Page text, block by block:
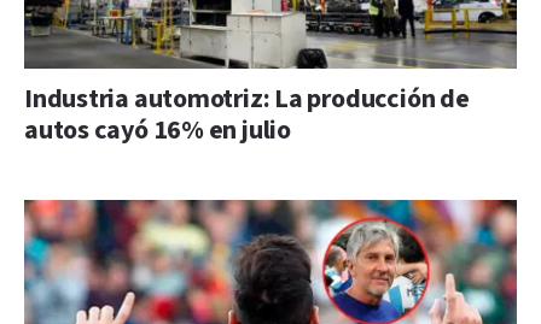
Industria automotriz: La producción de
autos cayó 16% en julio